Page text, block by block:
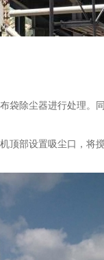
除尘器进行处理
部设置吸尘口，将